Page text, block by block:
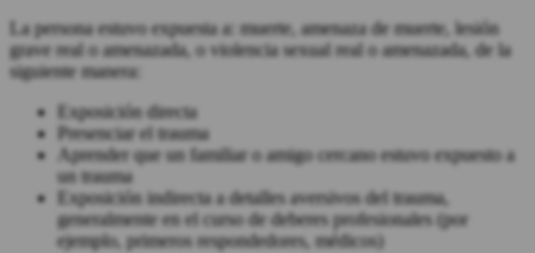
La persona estuvo expuesta a: muerte, amenaza de muerte, lesión
grave real o amenazada, o violencia sexual real o amenazada, de la
siguiente manera:
Exposición directa
Presenciar el trauma
Aprender que un familiar o amigo cercano estuvo expuesto a
un trauma
Exposición indirecta a detalles aversivos del trauma,
generalmente en el curso de deberes profesionales (por
ejemplo, primeros respondedores, médicos)